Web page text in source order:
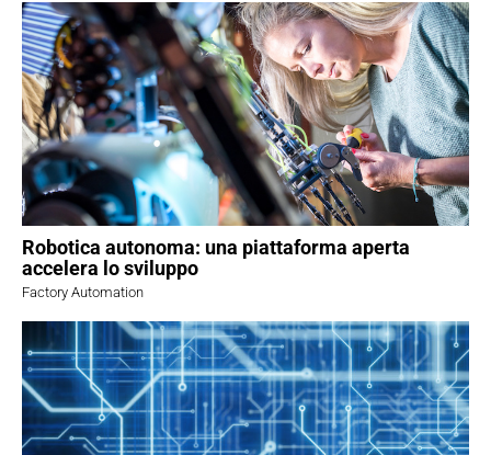
Robotica autonoma: una piattaforma aperta
accelera lo sviluppo
Factory Automation